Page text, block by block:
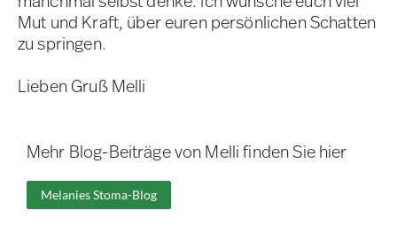
Mut und Kraft, über euren persönlichen Schatten
zu springen.
Lieben Gruß Melli
Mehr Blog-Beiträge von Melli finden Sie hier
Melanies Stoma-Blog